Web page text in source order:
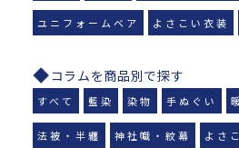
ユニフォームベア よさこい衣装
コラムを商品別で探す
すべて 藍染 染物 手ぬぐい
法被・半纏 神社幟・紋幕 よさ